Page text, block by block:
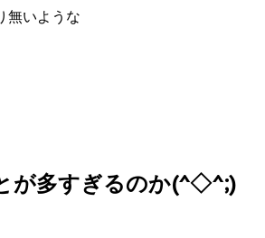
無いような
が多すぎるのか(^◇^;)